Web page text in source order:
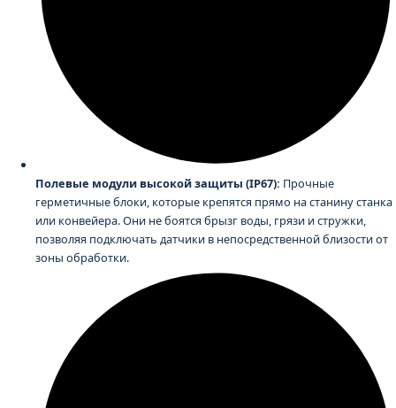
Полевые модули высокой защиты (IP67): Прочные
герметичные блоки, которые крепятся прямо на станину станка
или конвейера. Они не боятся брызг воды, грязи и стружки,
позволяя подключать датчики в непосредственной близости от
зоны обработки.